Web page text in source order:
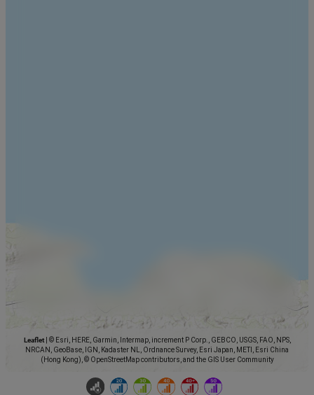
Leaflet
© Esri, HERE, Garmin, Intermap, increment P Corp., GEBCO, USGS, FAO, NPS,
NRCAN, GeoBase, IGN, Kadaster NL, Ordnance Survey, Esri Japan, METI, Esri China
(Hong Kong), © OpenStreetMap contributors, and the GIS User Community